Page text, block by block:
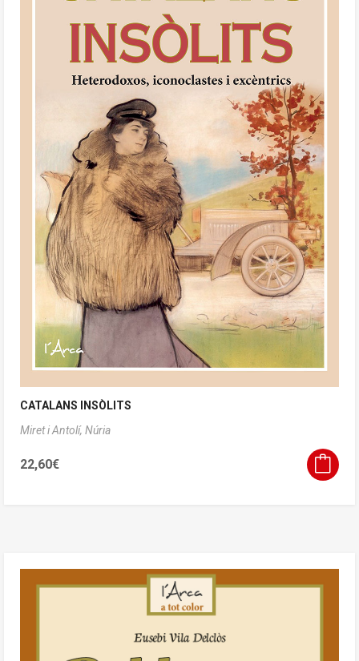
CATALANS INSÒLITS
Miret i Antolí, Núria
22,60€